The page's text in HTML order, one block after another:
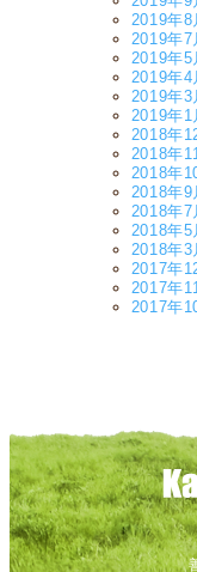
2019年8
2019年7
2019年5
2019年4
2019年3
2019年1
2018年
2018年
2018年
2018年9
2018年7
2018年5
2018年3
2017年
2017年
2017年